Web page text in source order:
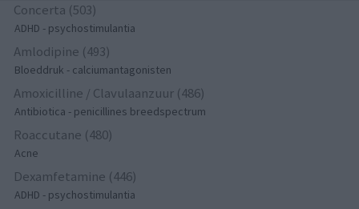
Concerta (503)
ADHD - psychostimulantia
Amlodipine (493)
Bloeddruk - calciumantagonisten
Amoxicilline / Clavulaanzuur (486)
Antibiotica - penicillines breedspectrum
Roaccutane (480)
Acne
Dexamfetamine (446)
ADHD - psychostimulantia